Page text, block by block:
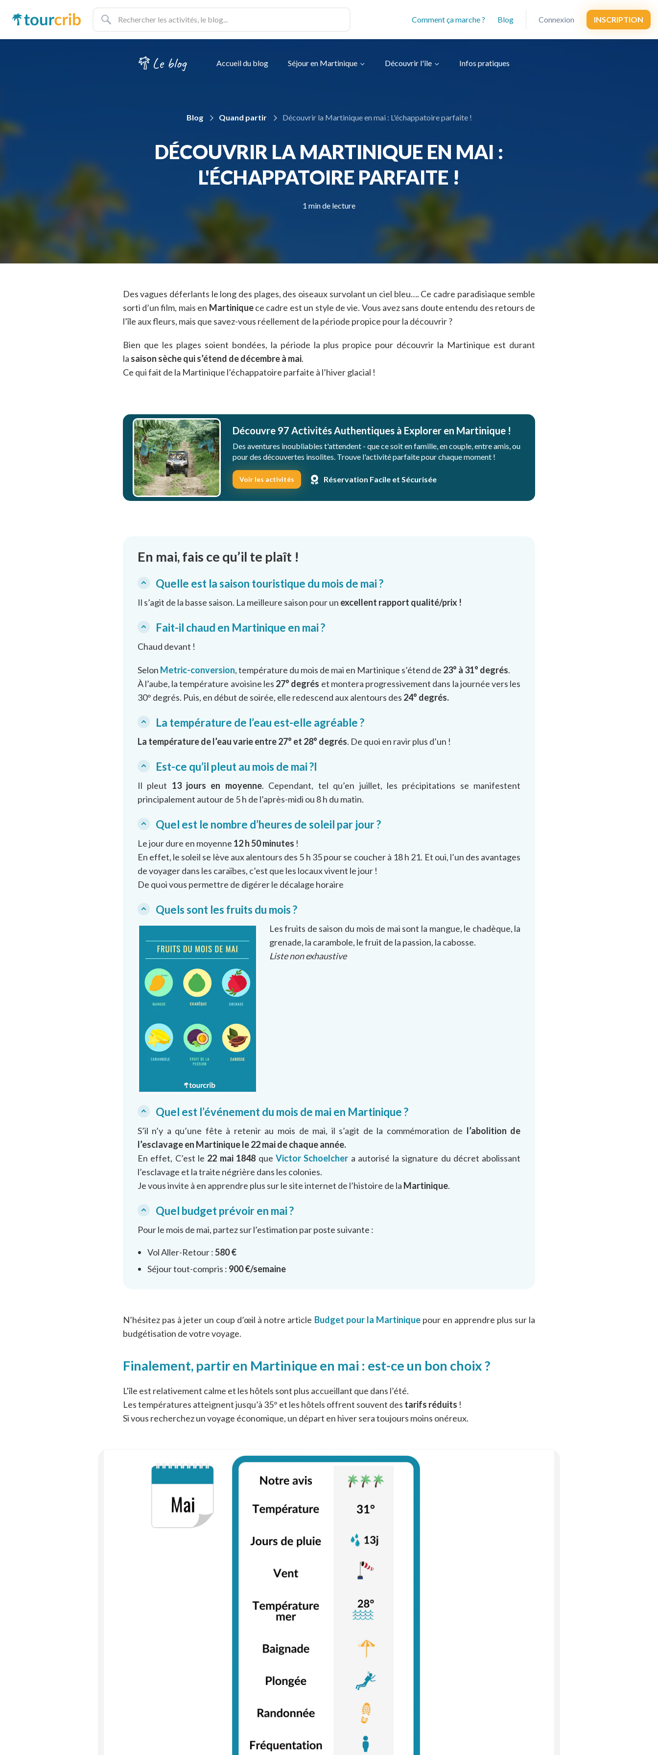
Comment ça marche ? Blog Connexion INSCRIPTION
Accueil du blog Séjour en Martinique Découvrir l'île Infos pratiques
Blog Quand partir Découvrir la Martinique en mai : L'échappatoire parfaite !
DÉCOUVRIR LA MARTINIQUE EN MAI :
L'ÉCHAPPATOIRE PARFAITE !
1 min de lecture
Des vagues déferlants le long des plages, des oiseaux survolant un ciel bleu…. Ce cadre paradisiaque semble
sorti d’un film, mais en Martiniquece cadre est un style de vie. Vous avez sans doute entendu des retours de
l’île aux fleurs, mais que savez-vous réellement de la période propice pour la découvrir ?
Bien que les plages soient bondées, la période la plus propice pour découvrir la Martinique est durant
la saison sèche qui s’étend de décembre à mai.
Ce qui fait de la Martinique l’échappatoire parfaite à l’hiver glacial !
Découvre 97 Activités Authentiques à Explorer en Martinique !
Des aventures inoubliables t'attendent - que ce soit en famille, en couple, entre amis, ou
pour des découvertes insolites. Trouve l'activité parfaite pour chaque moment !
Voir les activités Réservation Facile et Sécurisée
En mai, fais ce qu’il te plaît !
Quelle est la saison touristique du mois de mai ?
Il s’agit de la basse saison. La meilleure saison pour un excellent rapport qualité/prix !
Fait-il chaud en Martinique en mai ?
Chaud devant !
Selon Metric-conversion, température du mois de mai en Martinique s’étend de 23° à 31° degrés.
À l’aube, la température avoisine les 27° degrés et montera progressivement dans la journée vers les
30° degrés. Puis, en début de soirée, elle redescend aux alentours des 24° degrés.
La température de l’eau est-elle agréable ?
La température de l’eau varie entre 27° et 28° degrés. De quoi en ravir plus d’un !
Est-ce qu’il pleut au mois de mai ?I
Il pleut 13 jours en moyenne. Cependant, tel qu’en juillet, les précipitations se manifestent
principalement autour de 5 h de l’après-midi ou 8 h du matin.
Quel est le nombre d’heures de soleil par jour ?
Le jour dure en moyenne 12 h 50 minutes !
En effet, le soleil se lève aux alentours des 5 h 35 pour se coucher à 18 h 21. Et oui, l’un des avantages
de voyager dans les caraïbes, c’est que les locaux vivent le jour !
De quoi vous permettre de digérer le décalage horaire
Quels sont les fruits du mois ?
Les fruits de saison du mois de mai sont la mangue, le chadèque, la
grenade, la carambole, le fruit de la passion, la cabosse.
Liste non exhaustive
Quel est l’événement du mois de mai en Martinique ?
S’il n’y a qu’une fête à retenir au mois de mai, il s’agit de la commémoration de l’abolition de
l’esclavage en Martinique le 22 mai de chaque année.
En effet, C’est le 22 mai 1848 queVictor Schoelcher a autorisé la signature du décret abolissant
l’esclavage et la traite négrière dans les colonies.
Je vous invite à en apprendre plus sur le site internet de l’histoire de la Martinique.
Quel budget prévoir en mai ?
Pour le mois de mai, partez sur l’estimation par poste suivante :
Vol Aller-Retour :580 €
Séjour tout-compris : 900 €/semaine
N’hésitez pas à jeter un coup d’œil à notre article Budget pour la Martiniquepour en apprendre plus sur la
budgétisation de votre voyage.
Finalement, partir en Martinique en mai : est-ce un bon choix ?
L’île est relativement calme et les hôtels sont plus accueillant que dans l’été.
Les températures atteignent jusqu’à 35° et les hôtels offrent souvent des tarifs réduits !
Si vous recherchez un voyage économique, un départ en hiver sera toujours moins onéreux.